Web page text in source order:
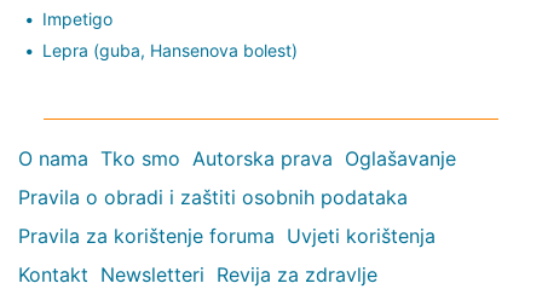
Impetigo
Lepra (guba, Hansenova bolest)
O nama Tko smo Autorska prava Oglašavanje
Pravila o obradi i zaštiti osobnih podataka
Pravila za korištenje foruma Uvjeti korištenja
Kontakt Newsletteri Revija za zdravlje